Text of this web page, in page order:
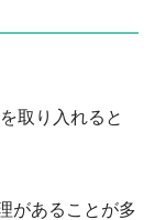
取り入れると
があることが多